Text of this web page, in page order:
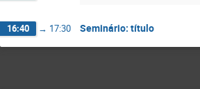
16:40 → 17:30 Seminário: título